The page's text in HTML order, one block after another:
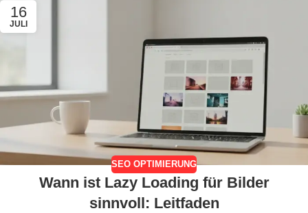
16
JULI
SEO OPTIMIERUNG
Wann ist Lazy Loading für Bilder
sinnvoll: Leitfaden